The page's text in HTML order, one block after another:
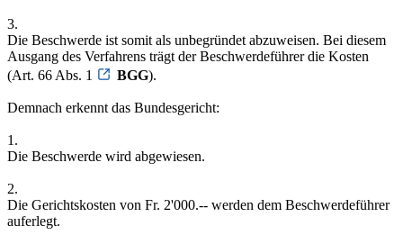
3.
Die Beschwerde ist somit als unbegründet abzuweisen. Bei diesem
Ausgang des Verfahrens trägt der Beschwerdeführer die Kosten
(Art. 66 Abs. 1
BGG).
Demnach erkennt das Bundesgericht:
1.
Die Beschwerde wird abgewiesen.
2.
Die Gerichtskosten von Fr. 2'000.-- werden dem Beschwerdeführer
auferlegt.